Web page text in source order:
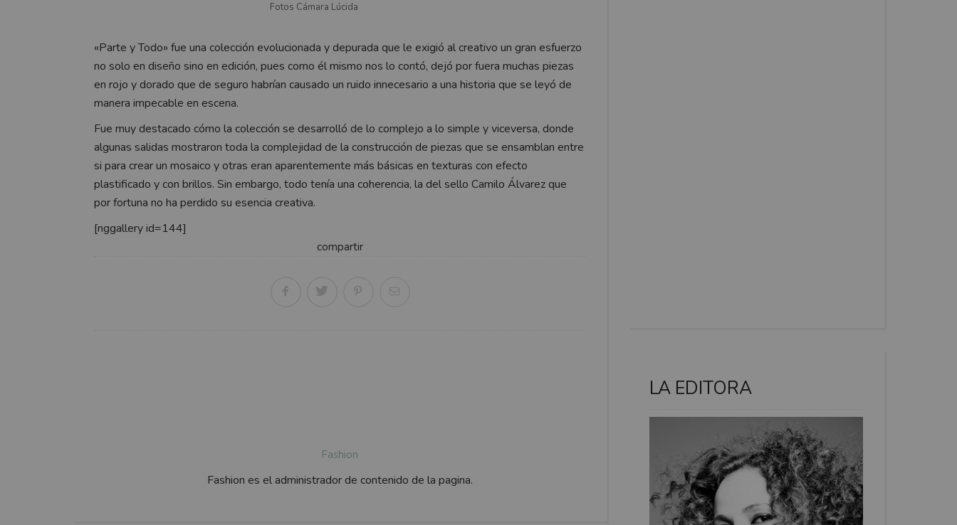
Fotos Cámara Lúcida
«Parte y Todo» fue una colección evolucionada y depurada que le exigió al creativo un gran esfuerzo
no solo en diseño sino en edición, pues como él mismo nos lo contó, dejó por fuera muchas piezas
en rojo y dorado que de seguro habrían causado un ruido innecesario a una historia que se leyó de
manera impecable en escena.
Fue muy destacado cómo la colección se desarrolló de lo complejo a lo simple y viceversa, donde
algunas salidas mostraron toda la complejidad de la construcción de piezas que se ensamblan entre
si para crear un mosaico y otras eran aparentemente más básicas en texturas con efecto
plastificado y con brillos. Sin embargo, todo tenía una coherencia, la del sello Camilo Álvarez que
por fortuna no ha perdido su esencia creativa.
[nggallery id=144]
compartir
Fashion
Fashion es el administrador de contenido de la pagina.
LA EDITORA